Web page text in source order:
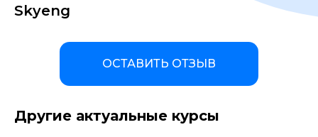
Skyeng
ОСТАВИТЬ ОТЗЫВ
Другие актуальные курсы